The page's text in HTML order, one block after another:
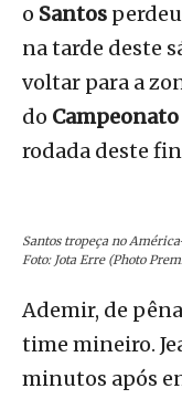
o Santos
na tarde deste
voltar para a
do
rodada deste
Santos tropeça no
Foto: Jota Erre (Photo
Ademir, de
time mineiro.
minutos após